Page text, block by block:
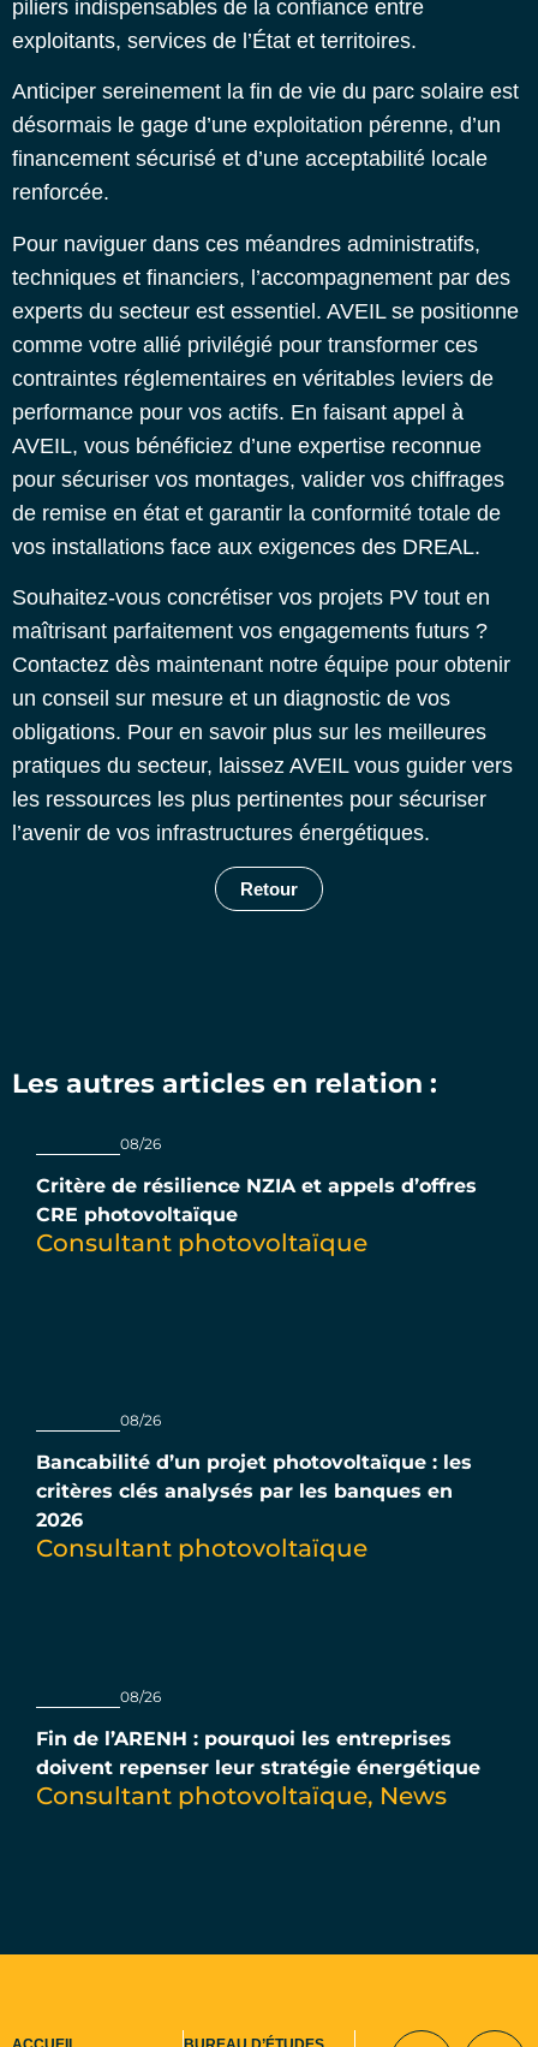
piliers indispensables de la confiance entre
exploitants, services de l’État et territoires.
Anticiper sereinement la fin de vie du parc solaire est
désormais le gage d’une exploitation pérenne, d’un
financement sécurisé et d’une acceptabilité locale
renforcée.
Pour naviguer dans ces méandres administratifs,
techniques et financiers, l’accompagnement par des
experts du secteur est essentiel. AVEIL se positionne
comme votre allié privilégié pour transformer ces
contraintes réglementaires en véritables leviers de
performance pour vos actifs. En faisant appel à
AVEIL, vous bénéficiez d’une expertise reconnue
pour sécuriser vos montages, valider vos chiffrages
de remise en état et garantir la conformité totale de
vos installations face aux exigences des DREAL.
Souhaitez-vous concrétiser vos projets PV tout en
maîtrisant parfaitement vos engagements futurs ?
Contactez dès maintenant notre équipe pour obtenir
un conseil sur mesure et un diagnostic de vos
obligations. Pour en savoir plus sur les meilleures
pratiques du secteur, laissez AVEIL vous guider vers
les ressources les plus pertinentes pour sécuriser
l’avenir de vos infrastructures énergétiques.
Retour
Les autres articles en relation :
08/26
Critère de résilience NZIA et appels d’offres
CRE photovoltaïque
Consultant photovoltaïque
08/26
Bancabilité d’un projet photovoltaïque : les
critères clés analysés par les banques en
2026
Consultant photovoltaïque
08/26
Fin de l’ARENH : pourquoi les entreprises
doivent repenser leur stratégie énergétique
Consultant photovoltaïque, News